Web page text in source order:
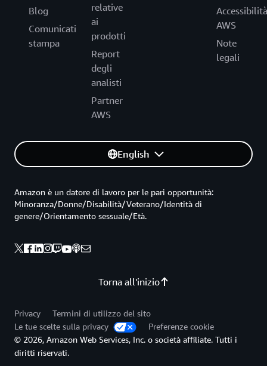
Blog
Comunicati
stampa
relative
ai
prodotti
Report
degli
analisti
Partner
AWS
Accessibilità
AWS
Note
legali
English
Torna all'inizio
Amazon è un datore di lavoro per le pari opportunità:
Minoranza/Donne/Disabilità/Veterano/Identità di
genere/Orientamento sessuale/Età.
Privacy
Termini di utilizzo del sito
Le tue scelte sulla privacy
Preferenze cookie
© 2026, Amazon Web Services, Inc. o società affiliate. Tutti i
diritti riservati.